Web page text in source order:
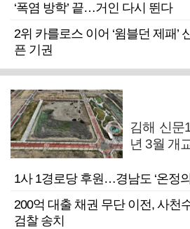
‘폭염 방학’ 끝…거인 다시 뛴다
2위 카를로스 이어 ‘윔블던 제패’
픈 기권
김해 신
년 3월 개
1사 1경로당 후원…경남도 ‘온정
200억 대출 채권 무단 이전, 사천
검찰 송치